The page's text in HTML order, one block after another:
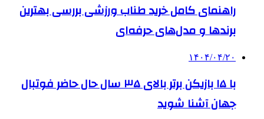
راهنمای کامل خرید طناب ورزشی بررسی بهترین
برندها و مدل‌های حرفه‌ای
۱۴۰۴/۰۴/۲۰
با ۱۵ بازیکن برتر بالای ۳۵ سال حال حاضر فوتبال
جهان آشنا شوید